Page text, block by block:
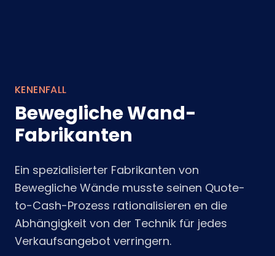
KENENFALL
Bewegliche Wand-
Fabrikanten
Ein spezialisierter Fabrikanten von
Bewegliche Wände musste seinen Quote-
to-Cash-Prozess rationalisieren en die
Abhängigkeit von der Technik für jedes
Verkaufsangebot verringern.